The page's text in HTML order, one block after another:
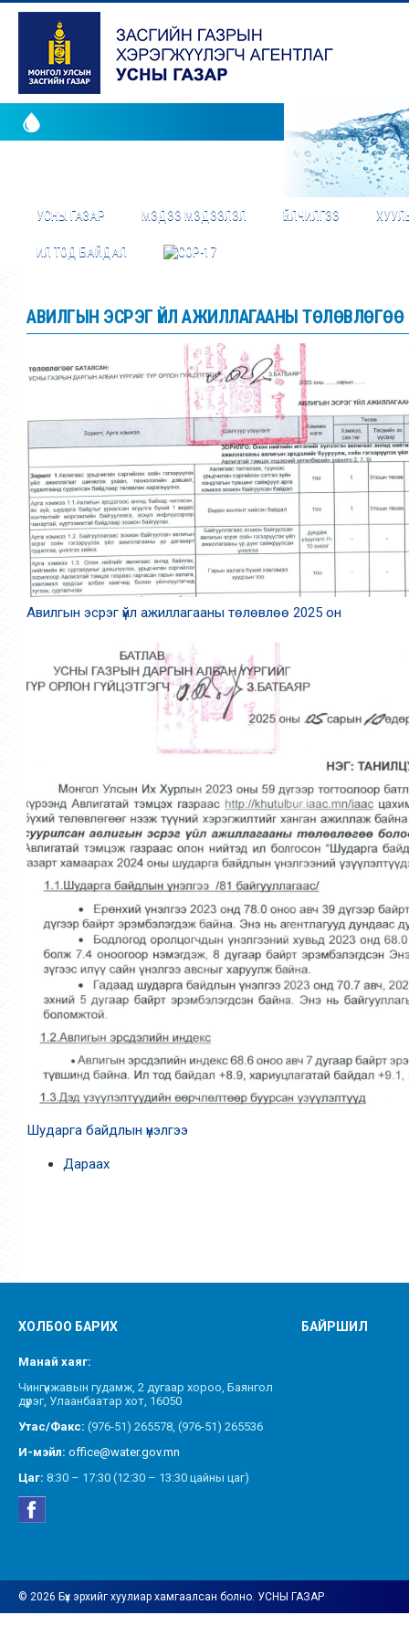
УСНЫ ГАЗАР МЭДЭЭ МЭДЭЭЛЭЛ ҮЙЛЧИЛГЭЭ
ИЛ ТОД БАЙДАЛ
АВИЛГЫН ЭСРЭГ ҮЙЛ АЖИЛЛАГААНЫ ТӨЛӨВЛӨГӨӨ
Авилгын эсрэг үйл ажиллагааны төлөвлөө 2025 он
Шударга байдлын үнэлгээ
Дараах
ХОЛБОО БАРИХ
Манай хаяг:
Чингүнжавын гудамж, 2 дугаар хороо, Баянгол
дүүрэг, Улаанбаатар хот, 16050
Утас/Факс: (976-51) 265578, (976-51) 265536
И-мэйл: office@water.gov.mn
Цаг: 8:30 – 17:30 (12:30 – 13:30 цайны цаг)
БАЙРШИЛ
© 2026 Бүх эрхийг хуулиар хамгаалсан болно. УСНЫ ГАЗАР